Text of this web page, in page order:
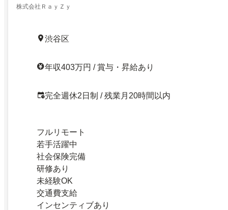
株式会社ＲａｙＺｙ
渋谷区
年収403万円 / 賞与・昇給あり
完全週休2日制 / 残業月20時間以内
フルリモート
若手活躍中
社会保険完備
研修あり
未経験OK
交通費支給
インセンティブあり